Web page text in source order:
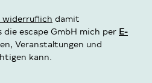
widerruflich damit
die escape GmbH mich per E-
Veranstaltungen und
kann.